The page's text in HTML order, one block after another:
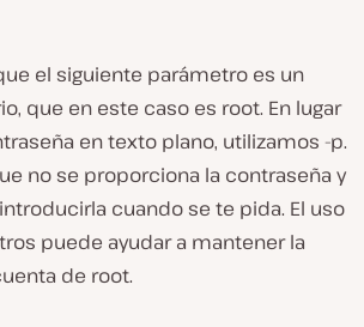
el siguiente parámetro es un
que en este caso es root. En lugar
en texto plano, utilizamos -p.
no se proporciona la contraseña y
cuando se te pida. El uso
puede ayudar a mantener la
de root.